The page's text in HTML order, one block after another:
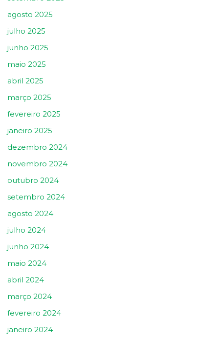
agosto 2025
julho 2025
junho 2025
maio 2025
abril 2025
março 2025
fevereiro 2025
janeiro 2025
dezembro 2024
novembro 2024
outubro 2024
setembro 2024
agosto 2024
julho 2024
junho 2024
maio 2024
abril 2024
março 2024
fevereiro 2024
janeiro 2024